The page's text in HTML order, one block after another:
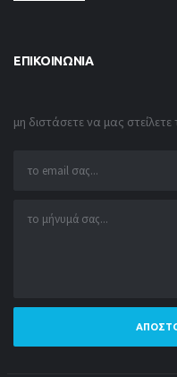
ΕΠΙΚΟΙΝΩΝΊΑ
μη διστάσετε να μας